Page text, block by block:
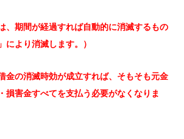
、期間が経過すれば自動的に消滅するもの
により消滅します。）
金の消滅時効が成立すれば、そもそも元金
損害金すべてを支払う必要がなくなりま